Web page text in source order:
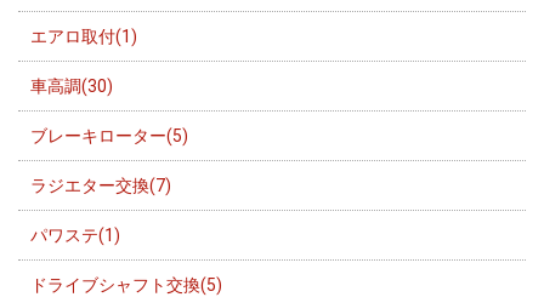
エアロ取付(1)
車高調(30)
ブレーキローター(5)
ラジエター交換(7)
パワステ(1)
ドライブシャフト交換(5)